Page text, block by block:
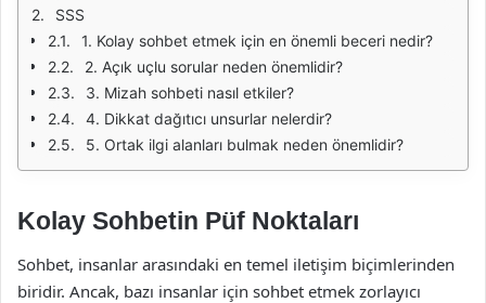
SSS
1. Kolay sohbet etmek için en önemli beceri nedir?
2. Açık uçlu sorular neden önemlidir?
3. Mizah sohbeti nasıl etkiler?
4. Dikkat dağıtıcı unsurlar nelerdir?
5. Ortak ilgi alanları bulmak neden önemlidir?
Kolay Sohbetin Püf Noktaları
Sohbet, insanlar arasındaki en temel iletişim biçimlerinden
biridir. Ancak, bazı insanlar için sohbet etmek zorlayıcı